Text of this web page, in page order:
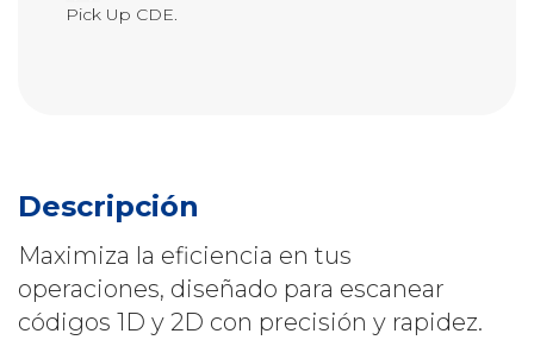
Pick Up CDE.
Descripción
Maximiza la eficiencia en tus
operaciones, diseñado para escanear
códigos 1D y 2D con precisión y rapidez.